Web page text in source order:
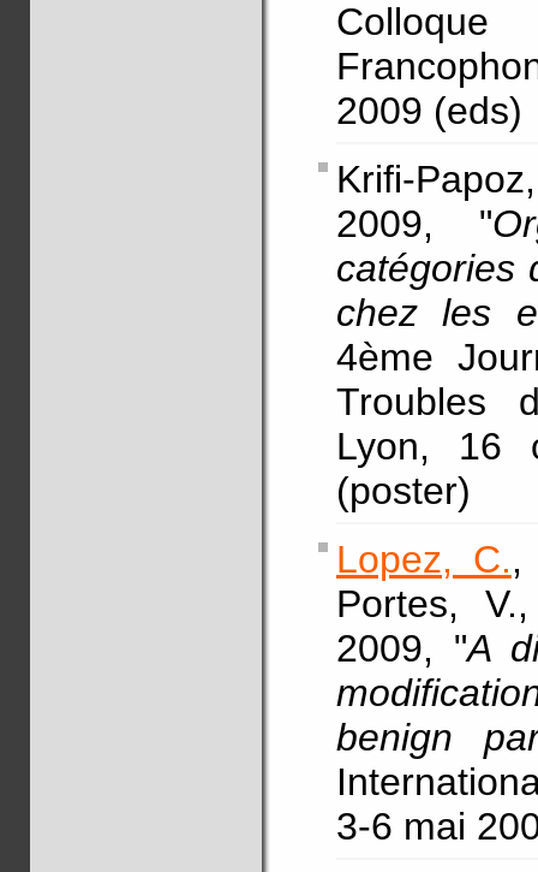
Colloque
2009 (eds)
Krifi-
2009, "
catégories
chez les
4ème
Troubles
Lyon, 16
(poster)
Lopez, C.,
Portes,
2009, "A
benign
3-6 mai